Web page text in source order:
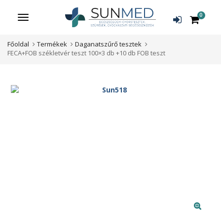
Menü 0
Főoldal Termékek
Daganatszűrő tesztek
FECA+FOB székletvér teszt 100×3 db +10 db FOB teszt